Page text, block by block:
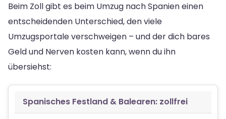
Beim Zoll gibt es beim Umzug nach Spanien einen
entscheidenden Unterschied, den viele
Umzugsportale verschweigen – und der dich bares
Geld und Nerven kosten kann, wenn du ihn
übersiehst:
Spanisches Festland & Balearen: zollfrei